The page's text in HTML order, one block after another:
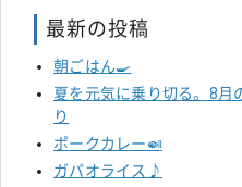
最新の投稿
朝ごはん🍳
夏を元気に乗り切る。8月
り
ポークカレー🍛
ガパオライス♪